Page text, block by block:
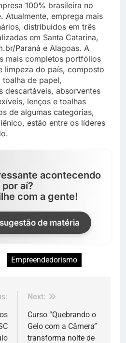
100% brasileira no
Atualmente, emprega mais
distribuídos em três
em Santa Catarina,
Paraná e Alagoas. A
mais completos portfólios
limpeza do país, composto
de papel,
descartáveis, absorventes
lenços e toalhas
de algumas categorias,
estão entre os líderes
acontecendo
por aí?
com a gente!
de matéria
Empreendedorismo
Next:
Curso “Quebrando o
Gelo com a Câmera”
transforma noite de